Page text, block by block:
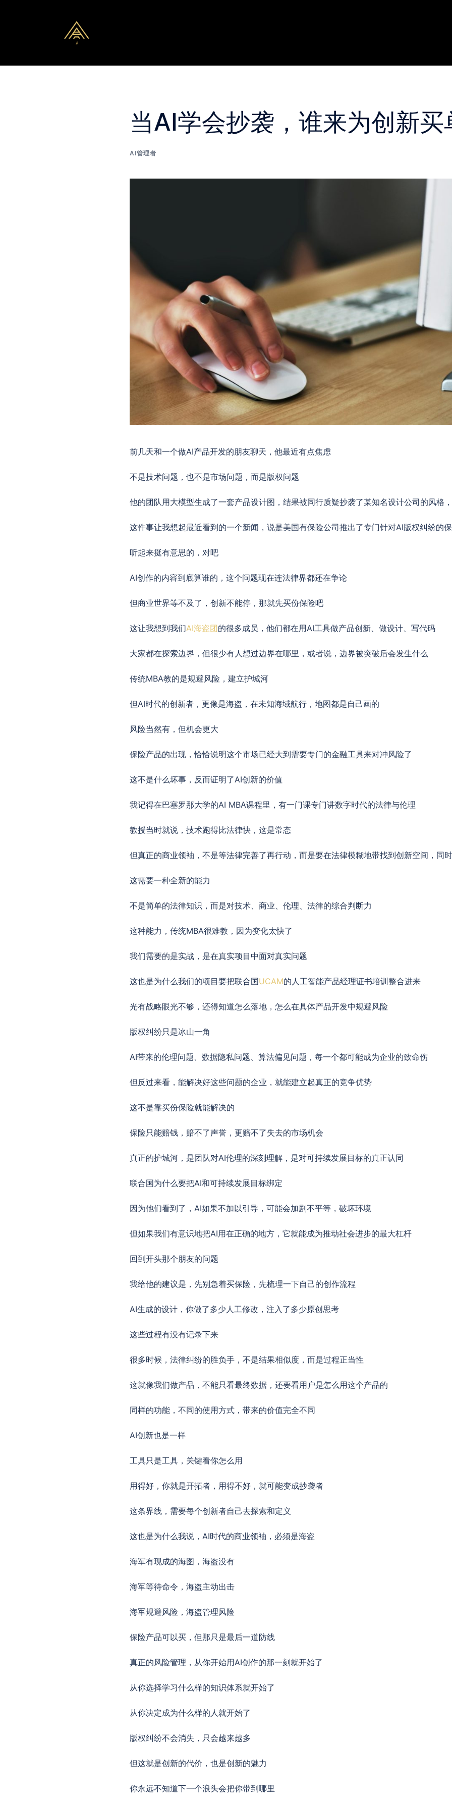
当AI学会抄袭，谁来为创新买
AI管理者
前几天和一个做AI产品开发的朋友聊天，他最近有点焦虑
不是技术问题，也不是市场问题，而是版权问题
他的团队用大模型生成了一套产品设计图，结果被同行质疑抄袭了某知名设计公司的风格
这件事让我想起最近看到的一个新闻，说是美国有保险公司推出了专门针对AI版权纠纷的
听起来挺有意思的，对吧
AI创作的内容到底算谁的，这个问题现在连法律界都还在争论
但商业世界等不及了，创新不能停，那就先买份保险吧
这让我想到我们AI海盗团的很多成员，他们都在用AI工具做产品创新、做设计、写代码
大家都在探索边界，但很少有人想过边界在哪里，或者说，边界被突破后会发生什么
传统MBA教的是规避风险，建立护城河
但AI时代的创新者，更像是海盗，在未知海域航行，地图都是自己画的
风险当然有，但机会更大
保险产品的出现，恰恰说明这个市场已经大到需要专门的金融工具来对冲风险了
这不是什么坏事，反而证明了AI创新的价值
我记得在巴塞罗那大学的AI MBA课程里，有一门课专门讲数字时代的法律与伦理
教授当时就说，技术跑得比法律快，这是常态
但真正的商业领袖，不是等法律完善了再行动，而是要在法律模糊地带找到创新空间，同
这需要一种全新的能力
不是简单的法律知识，而是对技术、商业、伦理、法律的综合判断力
这种能力，传统MBA很难教，因为变化太快了
我们需要的是实战，是在真实项目中面对真实问题
这也是为什么我们的项目要把联合国UCAM的人工智能产品经理证书培训整合进来
光有战略眼光不够，还得知道怎么落地，怎么在具体产品开发中规避风险
版权纠纷只是冰山一角
AI带来的伦理问题、数据隐私问题、算法偏见问题，每一个都可能成为企业的致命伤
但反过来看，能解决好这些问题的企业，就能建立起真正的竞争优势
这不是靠买份保险就能解决的
保险只能赔钱，赔不了声誉，更赔不了失去的市场机会
真正的护城河，是团队对AI伦理的深刻理解，是对可持续发展目标的真正认同
联合国为什么要把AI和可持续发展目标绑定
因为他们看到了，AI如果不加以引导，可能会加剧不平等，破坏环境
但如果我们有意识地把AI用在正确的地方，它就能成为推动社会进步的最大杠杆
回到开头那个朋友的问题
我给他的建议是，先别急着买保险，先梳理一下自己的创作流程
AI生成的设计，你做了多少人工修改，注入了多少原创思考
这些过程有没有记录下来
很多时候，法律纠纷的胜负手，不是结果相似度，而是过程正当性
这就像我们做产品，不能只看最终数据，还要看用户是怎么用这个产品的
同样的功能，不同的使用方式，带来的价值完全不同
AI创新也是一样
工具只是工具，关键看你怎么用
用得好，你就是开拓者，用得不好，就可能变成抄袭者
这条界线，需要每个创新者自己去探索和定义
这也是为什么我说，AI时代的商业领袖，必须是海盗
海军有现成的海图，海盗没有
海军等待命令，海盗主动出击
海军规避风险，海盗管理风险
保险产品可以买，但那只是最后一道防线
真正的风险管理，从你开始用AI创作的那一刻就开始了
从你选择学习什么样的知识体系就开始了
从你决定成为什么样的人就开始了
版权纠纷不会消失，只会越来越多
但这就是创新的代价，也是创新的魅力
你永远不知道下一个浪头会把你带到哪里